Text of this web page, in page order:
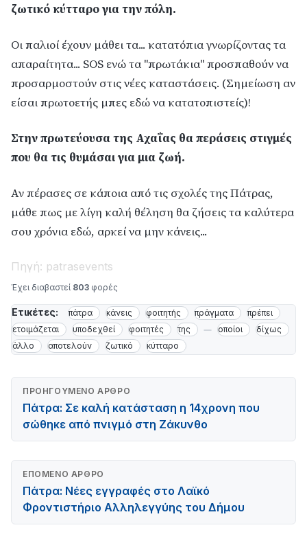
ζωτικό κύτταρο για την πόλη.
Οι παλιοί έχουν μάθει τα... κατατόπια γνωρίζοντας τα
απαραίτητα... SOS ενώ τα "πρωτάκια" προσπαθούν να
προσαρμοστούν στις νέες καταστάσεις. (Σημείωση αν
είσαι πρωτοετής μπες εδώνα κατατοπιστείς)!
Στην πρωτεύουσα της Αχαΐας θα περάσεις στιγμές
που θα τις θυμάσαι για μια ζωή.
Αν πέρασες σε κάποια από τις σχολές της Πάτρας,
μάθε πως με λίγη καλή θέληση θα ζήσεις τα καλύτερα
σου χρόνια εδώ, αρκεί να μην κάνεις...
Πηγή: patrasevents
Έχει διαβαστεί 803 φορές
Ετικέτες: πάτρα κάνεις φοιτητής πράγματα
πρέπει
ετοιμάζεται
υποδεχθεί φοιτητές της οποίοι
δίχως
άλλο
αποτελούν ζωτικό κύτταρο
ΠΡΟΗΓΟΎΜΕΝΟ ΆΡΘΡΟ
Πάτρα: Σε καλή κατάσταση η 14χρονη που
σώθηκε από πνιγμό στη Ζάκυνθο
ΕΠΌΜΕΝΟ ΆΡΘΡΟ
Πάτρα: Νέες εγγραφές στο Λαϊκό
Φροντιστήριο Αλληλεγγύης του Δήμου